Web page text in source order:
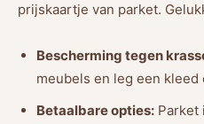
prijskaartje van parket.
Bescherming tegen
meubels en leg een
Betaalbare opties: Parket